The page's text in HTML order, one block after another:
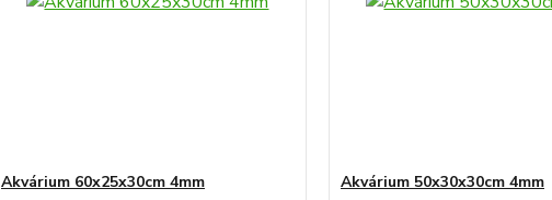
Akvárium 60x25x30cm 4mm Akvárium 50x30x30cm 4mm